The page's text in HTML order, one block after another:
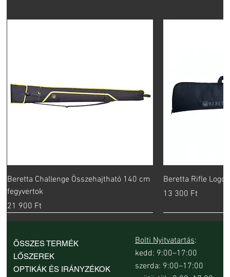
Beretta Challenge Összehajtható 140 cm
fegyvertok
Ár
21 900 Ft
Beretta Rifle Logo
Ár
13 300 Ft
ÖSSZES TERMÉK
LŐSZEREK
OPTIKÁK ÉS IRÁNYZÉKOK
Bolti Nyitvatartás:
kedd: 9:00–17:00
szerda: 9:00–17:00